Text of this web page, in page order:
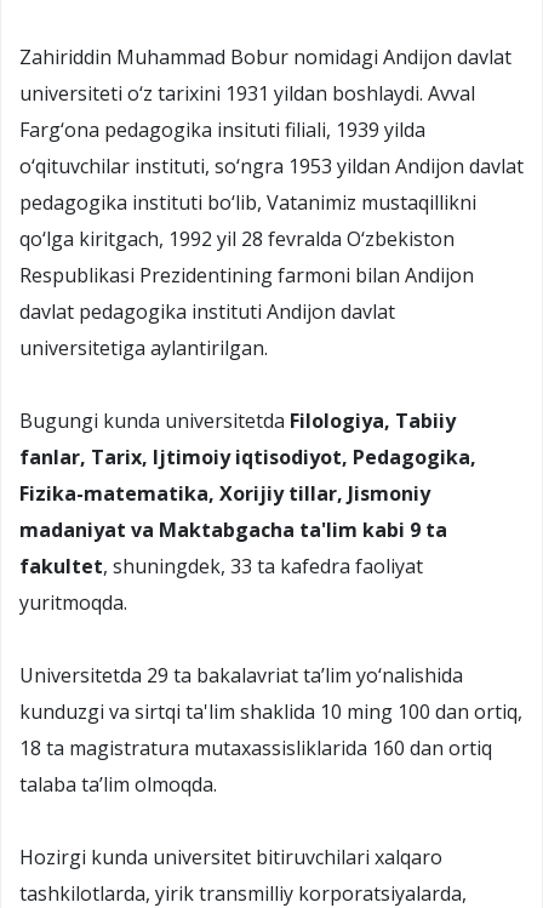
Zahiriddin Muhammad Bobur nomidagi Andijon davlat
universiteti o‘z tarixini 1931 yildan boshlaydi. Avval
Farg‘ona pedagogika insituti filiali, 1939 yilda
o‘qituvchilar instituti, so‘ngra 1953 yildan Andijon davlat
pedagogika instituti bo‘lib, Vatanimiz mustaqillikni
qo‘lga kiritgach, 1992 yil 28 fevralda O‘zbekiston
Respublikasi Prezidentining farmoni bilan Andijon
davlat pedagogika instituti Andijon davlat
universitetiga aylantirilgan.
Bugungi kunda universitetda Filologiya, Tabiiy
fanlar, Tarix, Ijtimoiy iqtisodiyot, Pedagogika,
Fizika-matematika, Xorijiy tillar, Jismoniy
madaniyat va Maktabgacha ta'lim kabi 9 ta
fakultet, shuningdek, 33 ta kafedra faoliyat
yuritmoqda.
Universitetda 29 ta bakalavriat ta’lim yo‘nalishida
kunduzgi va sirtqi ta'lim shaklida 10 ming 100 dan ortiq,
18 ta magistratura mutaxassisliklarida 160 dan ortiq
talaba ta’lim olmoqda.
Hozirgi kunda universitet bitiruvchilari xalqaro
tashkilotlarda, yirik transmilliy korporatsiyalarda,